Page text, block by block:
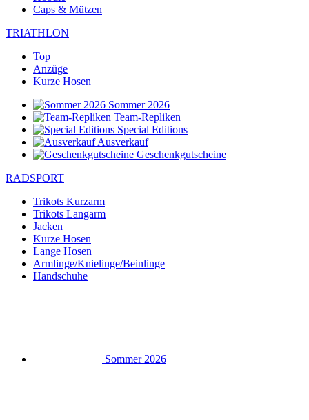
Caps & Mützen
TRIATHLON
Top
Anzüge
Kurze Hosen
Sommer 2026
Team-Repliken
Special Editions
Ausverkauf
Geschenkgutscheine
RADSPORT
Trikots Kurzarm
Trikots Langarm
Jacken
Kurze Hosen
Lange Hosen
Armlinge/Knielinge/Beinlinge
Handschuhe